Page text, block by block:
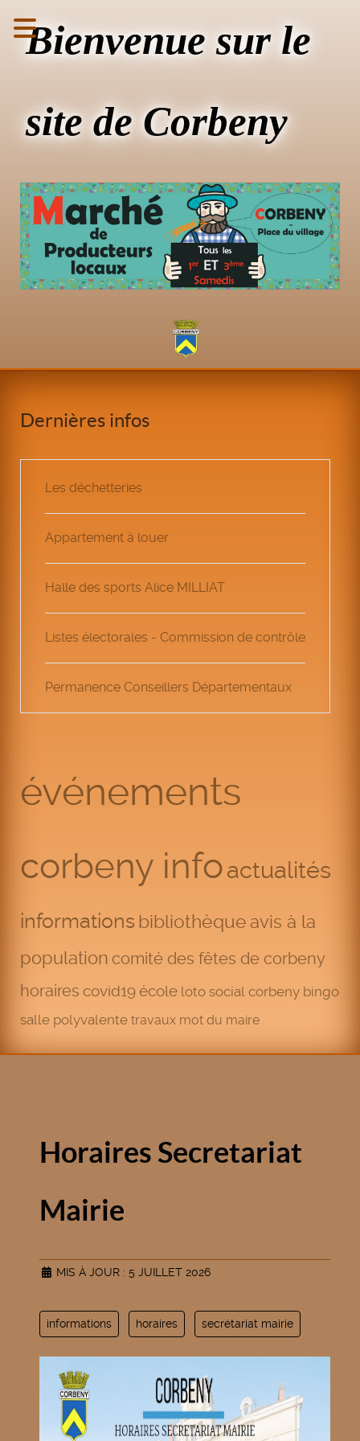
Bienvenue sur le
site de Corbeny
Dernières infos
Les déchetteries
Appartement à louer
Halle des sports Alice MILLIAT
Listes électorales - Commission de contrôle
Permanence Conseillers Départementaux
événements
corbeny infoactualités
informations bibliothèqueavis à la
population comité des fêtes de corbeny
horaires covid19 école loto social corbeny bingo
salle polyvalente travaux mot du maire
Horaires Secretariat
Mairie
MIS À JOUR : 5 JUILLET 2026
informations horaires secrétariat mairie